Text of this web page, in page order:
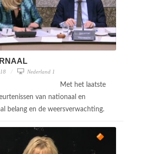
Nederland 1
Met het laatste
van nationaal en
belang en de weersverwachting.